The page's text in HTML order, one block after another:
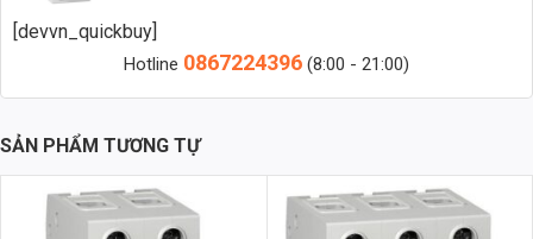
MCB 2P 6A 6kA A9K27206 Là Gì?
MCB (Miniature Circuit Breaker), hay còn gọi là aptomat, là một thiết
bị đóng cắt tự động, có chức năng bảo vệ mạch điện khỏi các sự cố
quá tải và ngắn mạch. **MCB 2P 6A 6kA A9K27206** là một loại
MCB cụ thể với các thông số kỹ thuật quan trọng:
[devvn_quickbuy]
Hotline 0867224396 (8:00 - 21:00)
SẢN PHẨM TƯƠNG TỰ